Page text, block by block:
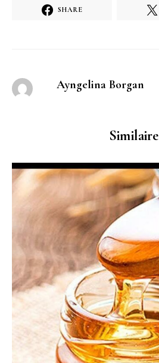
SHARE
Ayngelina Borgan
Similaire